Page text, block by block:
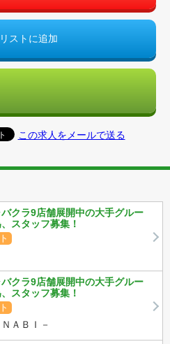
ストに追加
この求人をメールで送る
クラ9店舗展開中の大手グルー
スタッフ募集！
クラ9店舗展開中の大手グルー
スタッフ募集！
ＡＢＩ－